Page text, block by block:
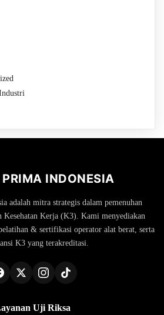
INDONESIA
adalah mitra strategis dalam pemenuhan
Kesehatan Kerja (K3). Kami menyediakan
& sertifikasi operator alat berat, serta
K3 yang terakreditasi.
Uji Riksa